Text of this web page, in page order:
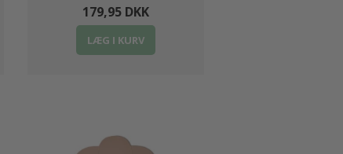
179,95 DKK
LÆG I KURV